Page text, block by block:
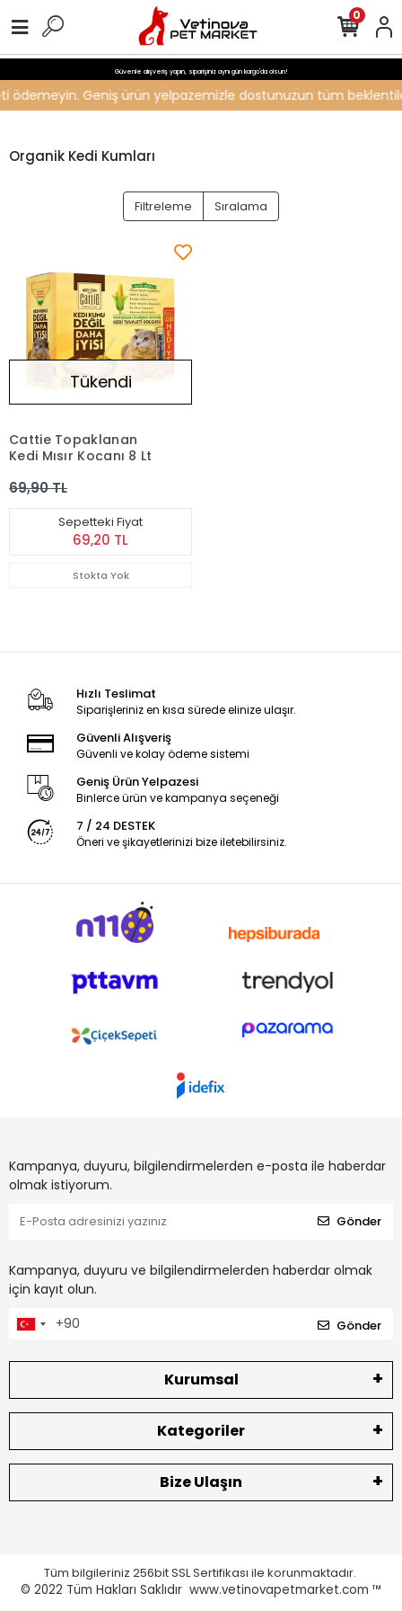
Güvenle alışveriş yapın, siparişiniz aynı gün kargo'da olsun!
ödemeyin. Geniş ürün yelpazemizle dostunuzun tüm
0
Organik Kedi Kumları
Filtreleme Sıralama
Tükendi
Cattie Topaklanan
Kedi Mısır Koçanı 8 Lt
69,90 TL
Sepetteki Fiyat
69,20 TL
Stokta Yok
Hızlı Teslimat
Siparişleriniz en kısa sürede elinize ulaşır.
Güvenli Alışveriş
Güvenli ve kolay ödeme sistemi
Geniş Ürün Yelpazesi
Binlerce ürün ve kampanya seçeneği
7 / 24 DESTEK
Öneri ve şikayetlerinizi bize iletebilirsiniz.
Kampanya, duyuru, bilgilendirmelerden e-posta ile haberdar
olmak istiyorum.
Gönder
Kampanya, duyuru ve bilgilendirmelerden haberdar olmak
için kayıt olun.
Gönder
Kurumsal
Kategoriler
Bize Ulaşın
Tüm bilgileriniz 256bit SSL Sertifikası ile korunmaktadır.
© 2022 Tüm Hakları Saklıdır www.vetinovapetmarket.com ™